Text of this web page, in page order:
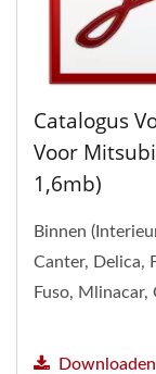
Catalogus
Voor
1,6mb)
Binnen
Canter, Delica,
Fuso, Mlinacar,
Downloaden